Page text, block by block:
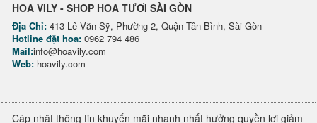
HOA VILY - SHOP HOA TƯƠI SÀI GÒN
Địa Chỉ: 413 Lê Văn Sỹ, Phường 2, Quận Tân Bình, Sài Gòn
Hotline đặt hoa: 0962 794 486
Mail:info@hoavily.com
Web: hoavily.com
Cập nhật thông tin khuyến mãi nhanh nhất hưởng quyền lợi giảm